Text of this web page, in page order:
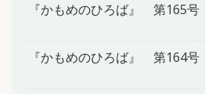
『かもめのひろば』 第165号
『かもめのひろば』 第164号